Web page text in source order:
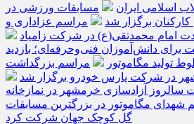
اسلامی ایران
مسابقات ورزشی در
کارکنان برگزار شد
مراسم عزاداری و
امام محمدتقی(ع) در شرکت زامیاد
برای دانش‌آموزان فنی‌وحرفه‌ای؛ بازدید
تولید مگاموتور
مراسم بزرگداشت
در شرکت پارس خودرو برگزار شد
سالروز آزادسازی خرمشهر در نمازخانه
شهدای مگاموتور در بزرگترین مسابقات
گل کوچک جهان شرکت کرد